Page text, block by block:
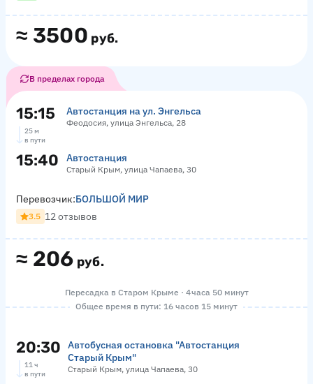
≈ 3500 руб.
В пределах города
15:15 Автостанция на ул. Энгельса
Феодосия, улица Энгельса, 28
25 м
в пути
15:40 Автостанция
Старый Крым, улица Чапаева, 30
≈ 206 руб.
Перевозчик:БОЛЬШОЙ МИР
3.5 12 отзывов
Пересадка в Старом Крыме · 4 часа 50 минут
Общее время в пути: 16 часов 15 минут
20:30
Автобусная остановка "Автостанция
Старый Крым"
Старый Крым, улица Чапаева, 30
11 ч
в пути